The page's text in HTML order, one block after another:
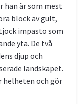
han är som mest
block av gult,
impasto som
yta. De två
djup och
landskapet.
helheten och gör